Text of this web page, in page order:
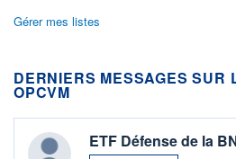
Gérer mes listes
DERNIERS MESSAGES SUR
OPCVM
ETF Défense de la